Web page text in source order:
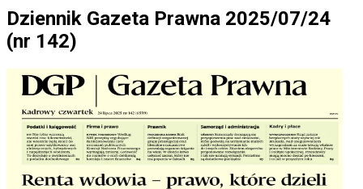
Dziennik Gazeta Prawna 2025/07/24
(nr 142)